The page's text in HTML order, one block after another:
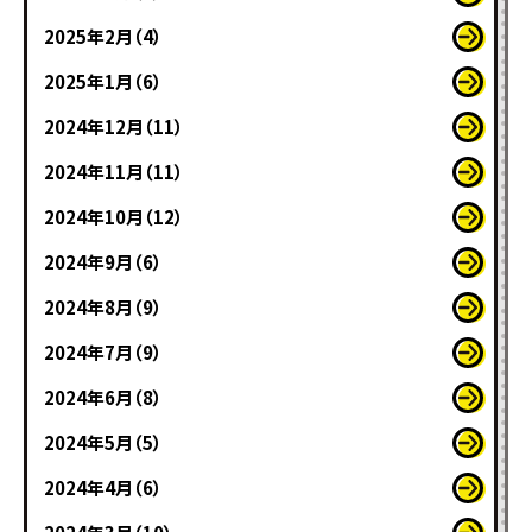
2025年2月（4）
2025年1月（6）
2024年12月（11）
2024年11月（11）
2024年10月（12）
2024年9月（6）
2024年8月（9）
2024年7月（9）
2024年6月（8）
2024年5月（5）
2024年4月（6）